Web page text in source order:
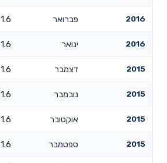
2016 פברואר 1.6
2016 ינואר 1.6
2015 דצמבר 1.6
2015 נובמבר 1.6
2015 אוקטובר 1.6
2015 ספטמבר 1.6